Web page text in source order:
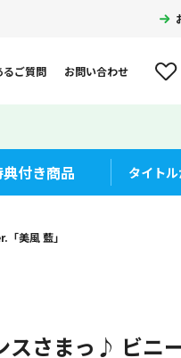
るご質問 お問い合わせ
付き商品 タイト
美風 藍」
スさまっ♪ ビニ